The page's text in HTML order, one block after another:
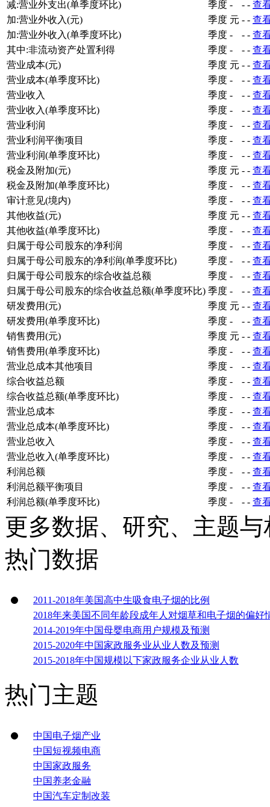
减:营业外支出(单季度环比) 季度 - - - 查
加:营业外收入(元)
季度 元 - - 查
加:营业外收入(单季度环比)
季度 - - - 查
其中:非流动资产处置利得
季度 - - - 查
营业成本(元)
季度 元 - - 查
营业成本(单季度环比)
季度 - - - 查
营业收入
季度 - - - 查
营业收入(单季度环比)
季度 - - - 查
营业利润
季度 - - - 查
营业利润平衡项目
季度 - - - 查
营业利润(单季度环比)
季度 - - - 查
税金及附加(元)
季度 元 - - 查
税金及附加(单季度环比)
季度 - - - 查
审计意见(境内)
季度 - - - 查
其他收益(元)
季度 元 - - 查
其他收益(单季度环比)
季度 - - - 查
归属于母公司股东的净利润
季度 - - - 查
归属于母公司股东的净利润(单季度环比)
季度 - - - 查
归属于母公司股东的综合收益总额
季度 - - - 查
归属于母公司股东的综合收益总额(单季度环比) 季度 - - - 查
研发费用(元)
季度 元 - - 查
研发费用(单季度环比)
季度 - - - 查
销售费用(元)
季度 元 - - 查
销售费用(单季度环比)
季度 - - - 查
营业总成本其他项目
季度 - - - 查
综合收益总额
季度 - - - 查
综合收益总额(单季度环比)
季度 - - - 查
营业总成本
季度 - - - 查
营业总成本(单季度环比)
季度 - - - 查
营业总收入
季度 - - - 查
营业总收入(单季度环比)
季度 - - - 查
利润总额
季度 - - - 查
利润总额平衡项目
季度 - - - 查
利润总额(单季度环比)
季度 - - - 查
更多数据、研究、主题
热门数据
2011-2018年美国高中生吸食电子烟的比例
2018年来美国不同年龄段成年人对烟草和电子烟的偏好
2014-2019年中国母婴电商用户规模及预测
2015-2020年中国家政服务业从业人数及预测
2015-2018年中国规模以下家政服务企业从业人数
热门主题
中国电子烟产业
中国短视频电商
中国家政服务
中国养老金融
中国汽车定制改装